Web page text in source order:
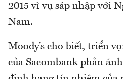
2015 vì vụ sáp nhập với
Nam.
Moody’s cho biết, triển
của Sacombank phản